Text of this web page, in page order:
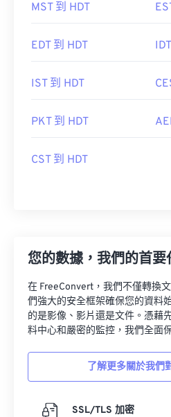
MST 到 HDT
EDT 到 HDT
IST 到 HDT
PKT 到 HDT
CST 到 HDT
您的數據，我們的首要
在 FreeConvert，我們不僅轉換
們強大的安全框架確保您的資料
的是影像、影片還是文件。憑藉
料中心和嚴密的監控，我們全面
了解更多關於我們
SSL/TLS 加密